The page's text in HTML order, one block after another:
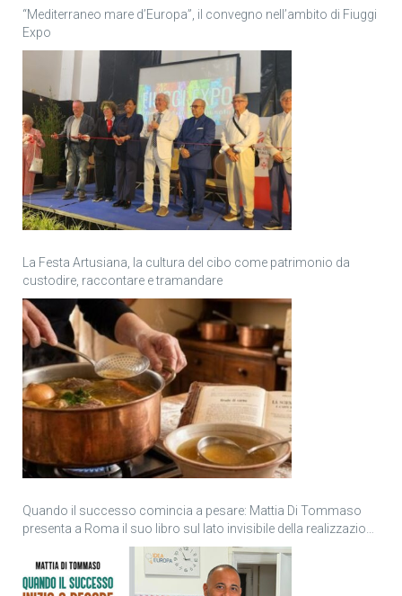
“Mediterraneo mare d’Europa”, il convegno nell’ambito di Fiuggi
Expo
La Festa Artusiana, la cultura del cibo come patrimonio da
custodire, raccontare e tramandare
Quando il successo comincia a pesare: Mattia Di Tommaso
presenta a Roma il suo libro sul lato invisibile della realizzazione